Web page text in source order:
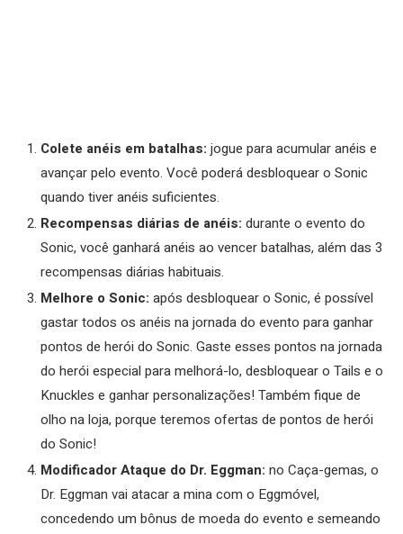
Colete anéis em batalhas: jogue para acumular anéis e
avançar pelo evento. Você poderá desbloquear o Sonic
quando tiver anéis suficientes.
Recompensas diárias de anéis: durante o evento do
Sonic, você ganhará anéis ao vencer batalhas, além das 3
recompensas diárias habituais.
Melhore o Sonic: após desbloquear o Sonic, é possível
gastar todos os anéis na jornada do evento para ganhar
pontos de herói do Sonic. Gaste esses pontos na jornada
do herói especial para melhorá-lo, desbloquear o Tails e o
Knuckles e ganhar personalizações! Também fique de
olho na loja, porque teremos ofertas de pontos de herói
do Sonic!
Modificador Ataque do Dr. Eggman: no Caça-gemas, o
Dr. Eggman vai atacar a mina com o Eggmóvel,
concedendo um bônus de moeda do evento e semeando